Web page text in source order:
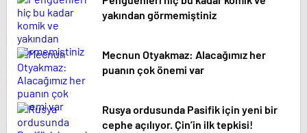
yakından görmemiştiniz
Mecnun Otyakmaz: Alacağımız her
puanın çok önemi var
Rusya ordusunda Pasifik için yeni bir
cephe açılıyor. Çin’in ilk tepkisi!